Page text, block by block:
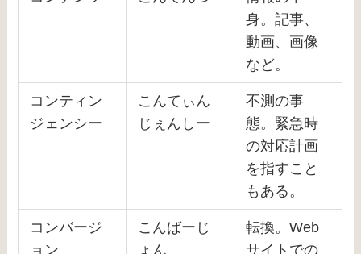
身。記事、
動画、画像
など。
コンティン
ジェンシー
こんてぃん
じぇんしー
不測の事
態。緊急時
の対応計画
を指すこと
もある。
コンバージ
ョン
こんばーじ
ょん
転換。Web
サイトでの